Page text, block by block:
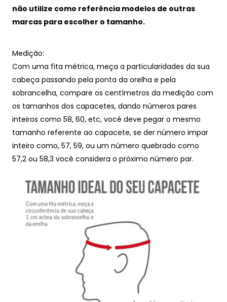
não utilize como referência modelos de outras
marcas para escolher o tamanho.
Medição:
Com uma fita métrica, meça a particularidades da sua
cabeça passando pela ponta da orelha e pela
sobrancelha, compare os centímetros da medição com
os tamanhos dos capacetes, dando números pares
inteiros como 58, 60, etc, você deve pegar o mesmo
tamanho referente ao capacete, se der número impar
inteiro como, 57, 59, ou um número quebrado como
57,2 ou 58,3 você considera o próximo número par.